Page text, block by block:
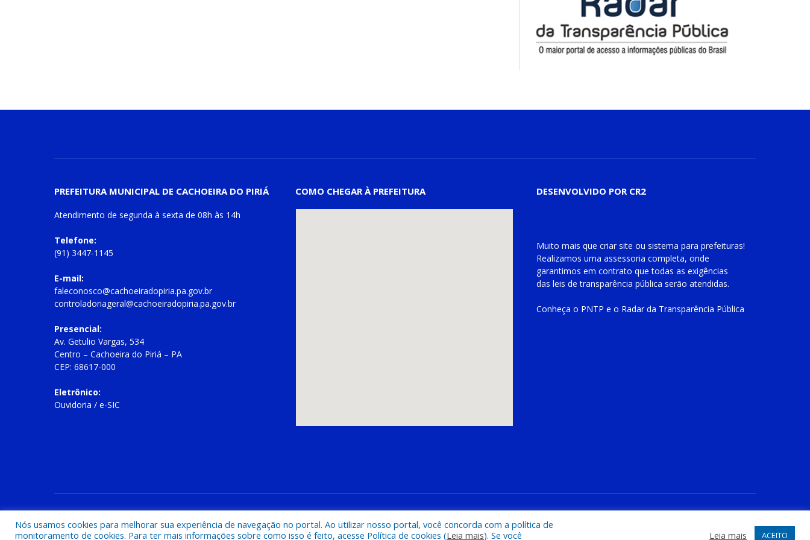
PREFEITURA MUNICIPAL DE CACHOEIRA DO PIRIÁ
Atendimento de segunda à sexta de 08h às 14h
Telefone:
(91) 3447-1145
E-mail:
faleconosco@cachoeiradopiria.pa.gov.br
controladoriageral@cachoeiradopiria.pa.gov.br
Presencial:
Av. Getulio Vargas, 534
Centro – Cachoeira do Piriá – PA
CEP: 68617-000
Eletrônico:
Ouvidoria / e-SIC
COMO CHEGAR À PREFEITURA DESENVOLVIDO POR CR2
Muito mais que criar site ou sistema para prefeituras!
Realizamos uma assessoria completa, onde
garantimos em contrato que todas as exigências
das leis de transparência pública serão atendidas.
Conheça o PNTP e o Radar da Transparência Pública
Nós usamos cookies para melhorar sua experiência de navegação no portal. Ao utilizar nosso portal, você concorda com a política de
monitoramento de cookies. Para ter mais informações sobre como isso é feito, acesse Política de cookies (Leia mais). Se você Leia mais ACEITO